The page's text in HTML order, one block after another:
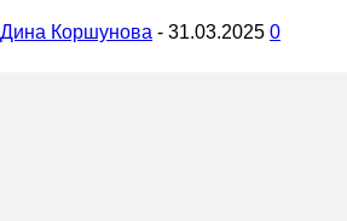
Дина Коршунова - 31.03.2025 0